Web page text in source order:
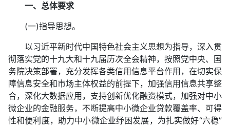
一、总体要求
(一)指导思想。
以习近平新时代中国特色社会主义思想为指导，深入贯
彻落实党的十九大和十九届历次全会精神，按照党中央、国
务院决策部署，充分发挥各类信用信息平台作用，在切实保
障信息安全和市场主体权益的前提下，加强信用信息共享整
合，深化大数据应用，支持创新优化融资模式，加强对中小
微企业的金融服务，不断提高中小微企业贷款覆盖率、可得
性和便利度，助力中小微企业纾困发展，为扎实做好“六稳”